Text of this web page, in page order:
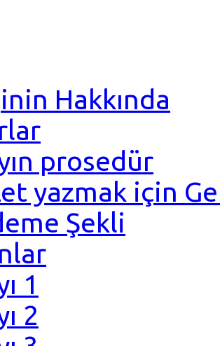
Hakkında
prosedür
yazmak için
Şekli
1
2